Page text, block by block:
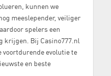
kunnen we
meeslepender, veiliger
spelers een
krijgen. Bij Casino777.nl
voortdurende evolutie te
en beste